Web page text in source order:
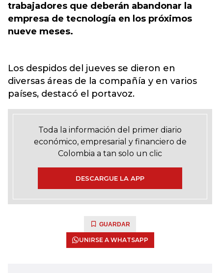
trabajadores que deberán abandonar la
empresa de tecnología en los próximos
nueve meses.
Los despidos del jueves se dieron en
diversas áreas de la compañía y en varios
países, destacó el portavoz.
Toda la información del primer diario
económico, empresarial y financiero de
Colombia a tan solo un clic
DESCARGUE LA APP
GUARDAR
UNIRSE A WHATSAPP